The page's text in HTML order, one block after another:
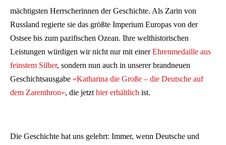
mächtigsten Herrscherinnen der Geschichte. Als Zarin von
Russland regierte sie das größte Imperium Europas von der
Ostsee bis zum pazifischen Ozean. Ihre welthistorischen
Leistungen würdigen wir nicht nur mit einerEhrenmedaille aus
feinstem Silber, sondern nun auch in unserer brandneuen
Geschichtsausgabe «Katharina die Große – die Deutsche auf
dem Zarenthron», die jetzt hier erhältlich ist.
Die Geschichte hat uns gelehrt: Immer, wenn Deutsche und